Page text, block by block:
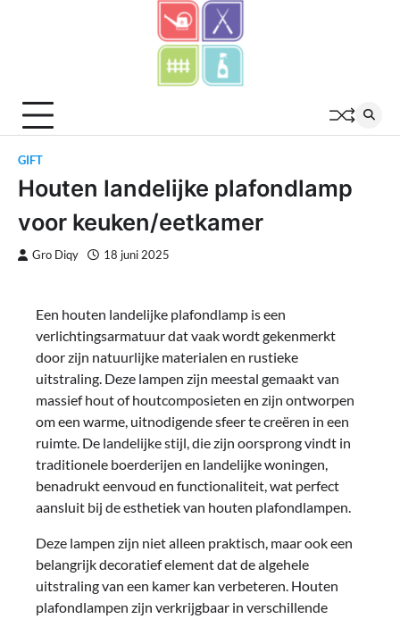
GIFT
Houten landelijke plafondlamp
voor keuken/eetkamer
Gro Diqy 18 juni 2025
Een houten landelijke plafondlamp is een
verlichtingsarmatuur dat vaak wordt gekenmerkt
door zijn natuurlijke materialen en rustieke
uitstraling. Deze lampen zijn meestal gemaakt van
massief hout of houtcomposieten en zijn ontworpen
om een warme, uitnodigende sfeer te creëren in een
ruimte. De landelijke stijl, die zijn oorsprong vindt in
traditionele boerderijen en landelijke woningen,
benadrukt eenvoud en functionaliteit, wat perfect
aansluit bij de esthetiek van houten plafondlampen.
Deze lampen zijn niet alleen praktisch, maar ook een
belangrijk decoratief element dat de algehele
uitstraling van een kamer kan verbeteren. Houten
plafondlampen zijn verkrijgbaar in verschillende